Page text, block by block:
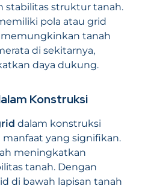
stabilitas struktur tanah.
pola atau grid
tanah
di sekitarnya,
daya dukung.
Konstruksi
dalam konstruksi
yang signifikan.
meningkatkan
tanah. Dengan
di bawah lapisan tanah